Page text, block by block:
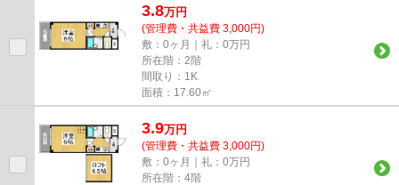
3.8万円
(管理費・共益費 3,000円)
敷：0ヶ月｜礼：0万円
所在階：2階
間取り：1K
面積：17.60㎡
3.9万円
(管理費・共益費 3,000円)
敷：0ヶ月｜礼：0万円
所在階：4階